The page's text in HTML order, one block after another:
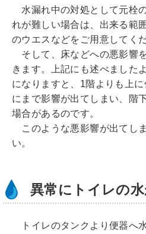
水漏れ中の対処として元栓
れが難しい場合は、出来る範
のウエスなどをご用意してく
そして、床などへの悪影響
きます。上記にも述べました
になりますと、1階よりも上
にまで影響が出てしまい、階
場合があるのです。
このような悪影響が出てし
い。
異常にトイレの
トイレのタンクより便器へ